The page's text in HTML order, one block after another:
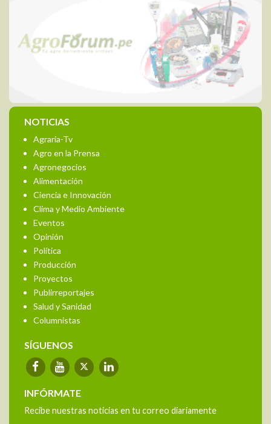
NOTICIAS
Agraria-Tv
Agro en la Prensa
Agronegocios
Alimentación
Ciencia e Innovación
Clima y Medio Ambiente
Eventos
Opinión
Política
Producción
Proyectos
Publirreportajes
Salud y Sanidad
Columnistas
SÍGUENOS
INFÓRMATE
Recibe nuestras noticias en tu correo diariamente